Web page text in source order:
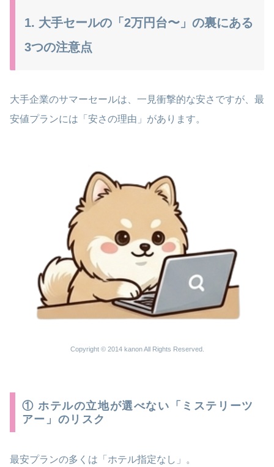
1. 大手セールの「2万円台〜」の裏にある
3つの注意点
大手企業のサマーセールは、一見衝撃的な安さですが、最
安値プランには「安さの理由」があります。
Copyright © 2014 kanon All Rights Reserved.
① ホテルの立地が選べない「ミステリーツ
アー」のリスク
最安プランの多くは「ホテル指定なし」。